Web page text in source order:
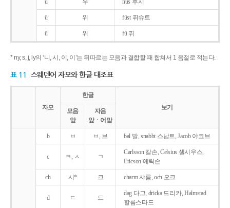
ú 우 hús 후시
ü 위 füst 퓌슈트
ű 위 fű 퓌
* ny, s, j, ly의 ‘니, 시, 이, 이’는 뒤따르는 모음과 결합할 때 합쳐서 1 음절로 적는다.
표 11 스웨덴어 자모와 한글 대조표
자모
한글
보기
모음
앞
자음
앞ㆍ어말
b ㅂ ㅂ, 브 bal 발, snabbt 스납트, Jacob 야코브
c ㅋ, ㅅ ㄱ
Carlsson 칼손, Celsius 셀시우스,
Ericson 에릭손
ch 시* 크 charm 샤름, och 오크
d ㄷ 드
dag 다그, dricka 드리카, Halmstad
할름스타드